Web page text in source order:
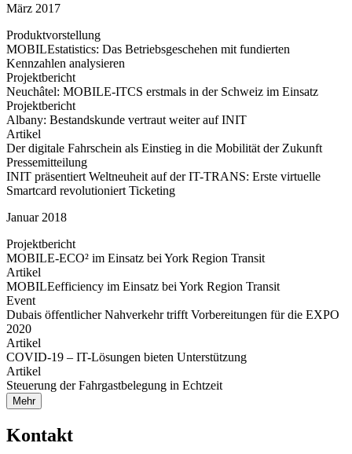
März 2017
Produktvorstellung
MOBILEstatistics: Das Betriebsgeschehen mit fundierten
Kennzahlen analysieren
Projektbericht
Neuchâtel: MOBILE-ITCS erstmals in der Schweiz im Einsatz
Projektbericht
Albany: Bestandskunde vertraut weiter auf INIT
Artikel
Der digitale Fahrschein als Einstieg in die Mobilität der Zukunft
Pressemitteilung
INIT präsentiert Weltneuheit auf der IT-TRANS: Erste virtuelle
Smartcard revolutioniert Ticketing
Januar 2018
Projektbericht
MOBILE-ECO² im Einsatz bei York Region Transit
Artikel
MOBILEefficiency im Einsatz bei York Region Transit
Event
Dubais öffentlicher Nahverkehr trifft Vorbereitungen für die EXPO
2020
Artikel
COVID-19 – IT-Lösungen bieten Unterstützung
Artikel
Steuerung der Fahrgastbelegung in Echtzeit
Mehr
Kontakt